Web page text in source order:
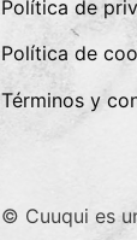
Política de
Política de
Términos y
© Cuuqui es